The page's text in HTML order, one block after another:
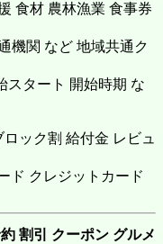
食材 農林漁業 食事券
機関 など 地域共通ク
スタート 開始時期 な
ック割 給付金 レビュ
ド クレジットカード
割引 クーポン グルメ